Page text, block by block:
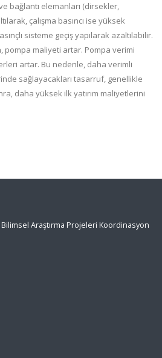
bağlantı elemanları (dirsekler,
çalışma basıncı ise yüksek
sisteme geçiş yapılarak azaltılabilir.
pompa maliyeti artar. Pompa verimi
artar. Bu nedenle, daha verimli
sağlayacakları tasarruf, genellikle
daha yüksek ilk yatırım maliyetlerini
Araştırma Projeleri Koordinasyon